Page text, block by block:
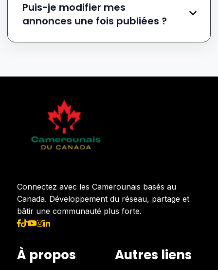
Puis-je modifier mes
annonces une fois publiées ?
Connectez avec les Camerounais basés au
Canada. Développement du réseau, partage et
bâtir une communauté plus forte.
À propos Autres liens